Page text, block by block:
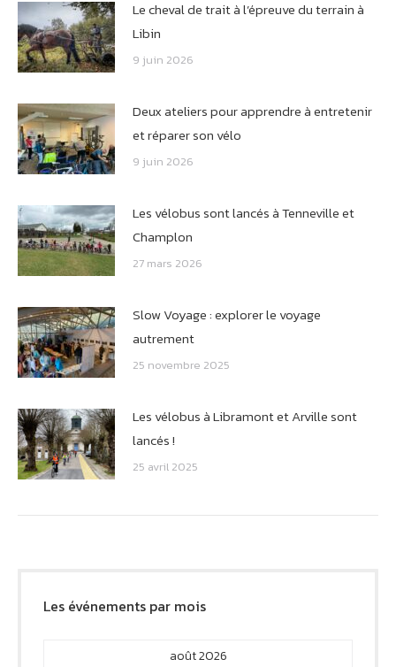
Le cheval de trait à l’épreuve du terrain à
Libin
9 juin 2026
Deux ateliers pour apprendre à entretenir
et réparer son vélo
9 juin 2026
Les vélobus sont lancés à Tenneville et
Champlon
27 mars 2026
Slow Voyage : explorer le voyage
autrement
25 novembre 2025
Les vélobus à Libramont et Arville sont
lancés !
25 avril 2025
Les événements par mois
août 2026